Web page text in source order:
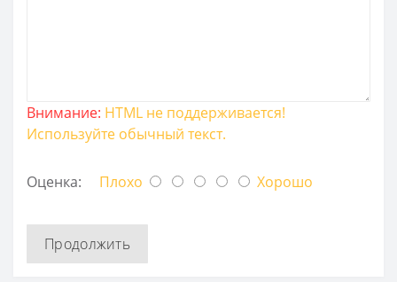
Внимание: HTML не поддерживается!
Используйте обычный текст.
Оценка: Плохо Хорошо
Продолжить